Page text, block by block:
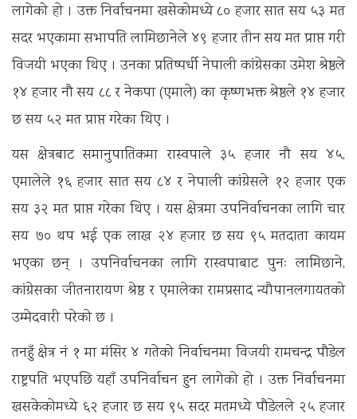
लागेको हो । उक्त निर्वाचनमा खसेकोमध्ये ८० हजार सात सय ५३ मत
सदर भएकामा सभापति लामिछानेले ४९ हजार तीन सय मत प्राप्त गरी
विजयी भएका थिए । उनका प्रतिष्पर्धी नेपाली कांग्रेसका उमेश श्रेष्ठले
१४ हजार नौ सय ८८ र नेकपा (एमाले) का कृष्णभक्त श्रेष्ठले १४ हजार
छ सय ५२ मत प्राप्त गरेका थिए ।
यस क्षेत्रबाट समानुपातिकमा रास्वपाले ३५ हजार नौ सय ४५,
एमालेले १६ हजार सात सय ८४ र नेपाली कांग्रेसले १२ हजार एक
सय ३२ मत प्राप्त गरेका थिए । यस क्षेत्रमा उपनिर्वाचनका लागि चार
सय ७० थप भई एक लाख २४ हजार छ सय ९५ मतदाता कायम
भएका छन् । उपनिर्वाचनका लागि रास्वपाबाट पुनः लामिछाने,
कांग्रेसका जीतनारायण श्रेष्ठ र एमालेका रामप्रसाद न्यौपानलगायतको
उम्मेदवारी परेको छ ।
तनहुँ क्षेत्र नं १ मा मंसिर ४ गतेको निर्वाचनमा विजयी रामचन्द्र पौडेल
राष्ट्रपति भएपछि यहाँ उपनिर्वाचन हुन लागेको हो । उक्त निर्वाचनमा
खसकेकोमध्ये ६२ हजार छ सय ९५ सदर मतमध्ये पौडेलले २५ हजार